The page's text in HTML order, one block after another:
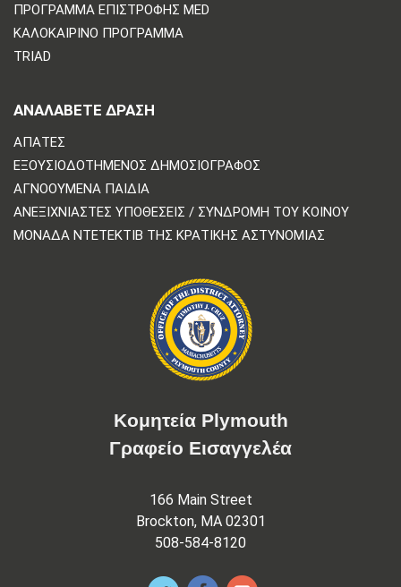
ΠΡΌΓΡΑΜΜΑ ΕΠΙΣΤΡΟΦΉΣ MED
ΚΑΛΟΚΑΙΡΙΝΌ ΠΡΌΓΡΑΜΜΑ
TRIAD
ΑΝΑΛΆΒΕΤΕ ΔΡΆΣΗ
ΑΠΆΤΕΣ
ΕΞΟΥΣΙΟΔΟΤΗΜΈΝΟΣ ΔΗΜΟΣΙΟΓΡΆΦΟΣ
ΑΓΝΟΟΎΜΕΝΑ ΠΑΙΔΙΆ
ΑΝΕΞΙΧΝΊΑΣΤΕΣ ΥΠΟΘΈΣΕΙΣ / ΣΥΝΔΡΟΜΉ ΤΟΥ ΚΟΙΝΟΎ
ΜΟΝΆΔΑ ΝΤΕΤΈΚΤΙΒ ΤΗΣ ΚΡΑΤΙΚΉΣ ΑΣΤΥΝΟΜΊΑΣ
Κομητεία Plymouth
Γραφείο Εισαγγελέα
166 Main Street
Brockton, MA 02301
508-584-8120